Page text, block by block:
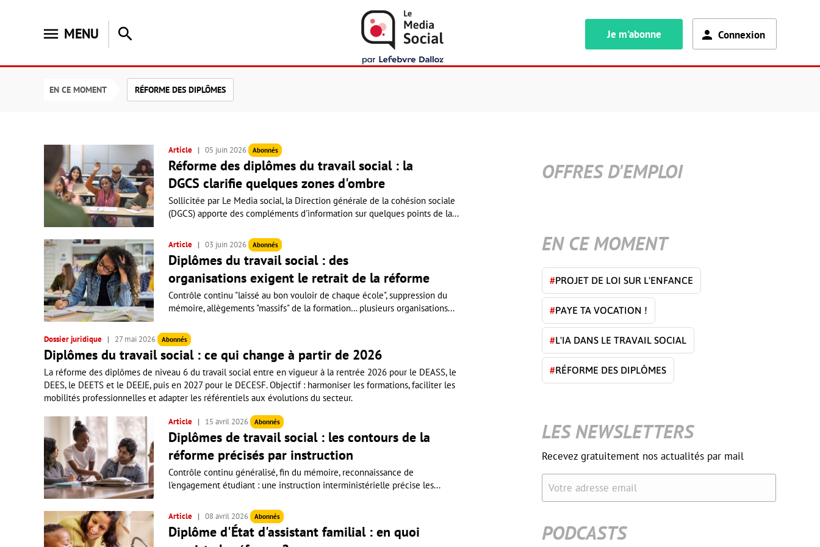
menu MENU search Je m'abonne Connexion
EN CE MOMENT RÉFORME DES DIPLÔMES
Article 05 juin 2026 Abonnés
Réforme des diplômes du travail social : la
DGCS clarifie quelques zones d'ombre
Sollicitée par Le Media social, la Direction générale de la cohésion sociale
(DGCS) apporte des compléments d'information sur quelques points de la...
Article 03 juin 2026 Abonnés
Diplômes du travail social : des
organisations exigent le retrait de la réforme
Contrôle continu "laissé au bon vouloir de chaque école", suppression du
mémoire, allègements "massifs" de la formation… plusieurs organisations...
Dossier juridique 27 mai 2026 Abonnés
Diplômes du travail social : ce qui change à partir de 2026
La réforme des diplômes de niveau 6 du travail social entre en vigueur à la rentrée 2026 pour le DEASS, le
DEES, le DEETS et le DEEJE, puis en 2027 pour le DECESF. Objectif : harmoniser les formations, faciliter les
mobilités professionnelles et adapter les référentiels aux évolutions du secteur.
Article 15 avril 2026 Abonnés
Diplômes de travail social : les contours de la
réforme précisés par instruction
Contrôle continu généralisé, fin du mémoire, reconnaissance de
l'engagement étudiant : une instruction interministérielle précise les...
Article 08 avril 2026 Abonnés
Diplôme d'État d'assistant familial : en quoi
OFFRES D'EMPLOI
EN CE MOMENT
#PROJET DE LOI SUR L'ENFANCE
#PAYE TA VOCATION !
#L'IA DANS LE TRAVAIL SOCIAL
#RÉFORME DES DIPLÔMES
LES NEWSLETTERS
Recevez gratuitement nos actualités par mail
Votre adresse email
PODCASTS